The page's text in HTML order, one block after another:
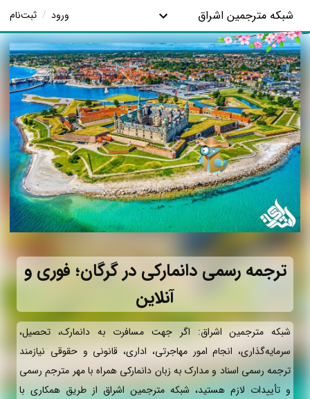
شبکه مترجمین اشراق ورود / ثبت‌نام
ترجمه رسمی دانمارکی در گرگان؛ فوری و
آنلاین
شبکه مترجمین اشراق: اگر جهت مسافرت به دانمارک، تحصیل،
سرمایه‌گذاری، انجام امور مهاجرتی، اداری، قانونی و حقوقی نیازمند
ترجمه رسمی اسناد و مدارک به زبان دانمارکی همراه با مهر مترجم رسمی
و تأییدات لازم هستید، شبکه مترجمین اشراق از طریق همکاری با